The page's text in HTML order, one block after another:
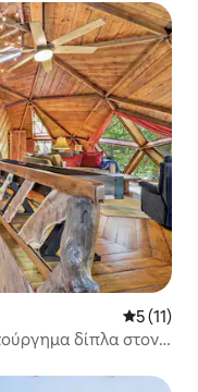
Μέση
5 (11)
δίπλα στον